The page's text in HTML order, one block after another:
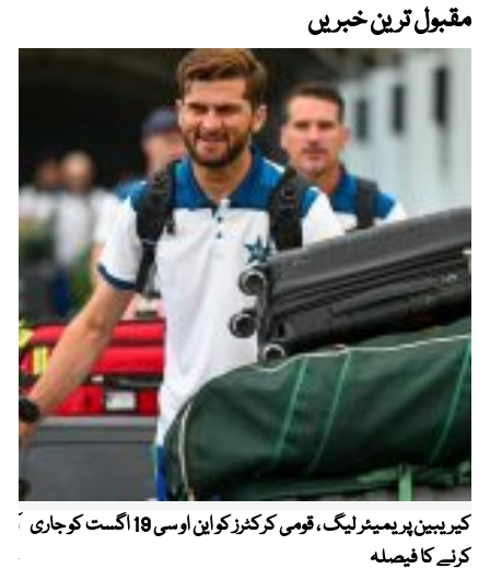
مقبول ترین خبریں
کیریبین پریمیئر لیگ ، قومی کرکٹرز کو این او سی 19 اگست کو جاری
کرنے کا فیصلہ